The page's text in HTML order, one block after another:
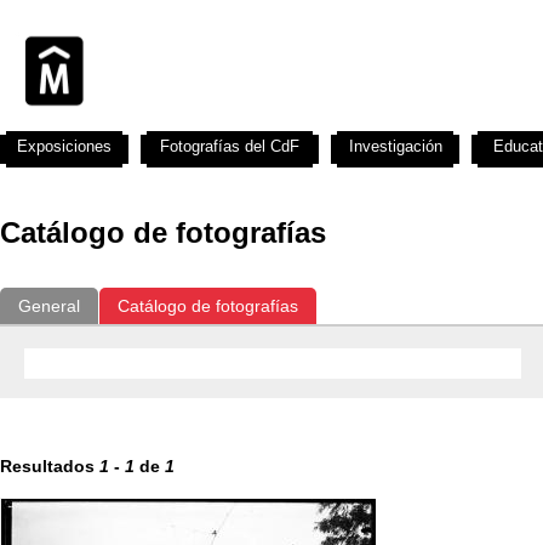
Catálogo de fotografías
General Catálogo de fotografías
Resultados 1 - 1 de 1
Exposiciones Fotografías del CdF Investigación